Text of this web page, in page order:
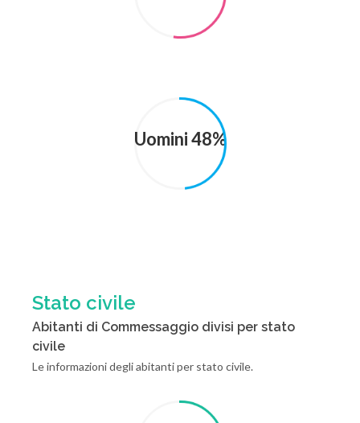
Uomini 48%
Stato civile
Abitanti di Commessaggio divisi per stato
civile
Le informazioni degli abitanti per stato civile.